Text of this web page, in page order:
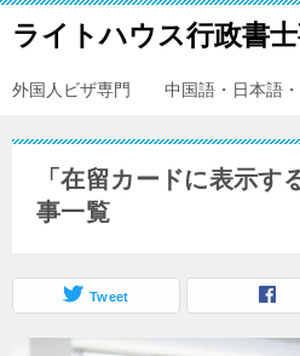
ライトハウス行政書
外国人ビザ専門 中国語・日本語・
「在留カードに表示す
事一覧
Tweet